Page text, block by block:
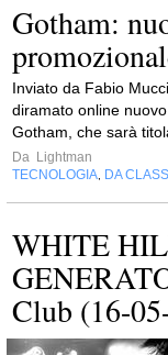
Gotham:
Inviato da Fabio
diramato online
Gotham, che sarà
Da Lightman
TECNOLOGIA DA
WHITE
Club (16-